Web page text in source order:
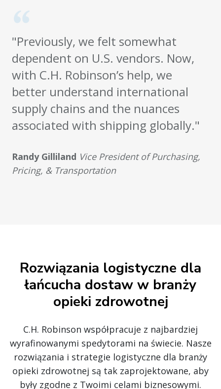
"Previously, we felt somewhat
dependent on U.S. vendors. Now,
with C.H. Robinson’s help, we
better understand international
supply chains and the nuances
associated with shipping globally."
Randy Gilliland Vice President of Purchasing,
Pricing, & Transportation
Rozwiązania logistyczne dla
łańcucha dostaw w branży
opieki zdrowotnej
C.H. Robinson współpracuje z najbardziej
wyrafinowanymi spedytorami na świecie. Nasze
rozwiązania i strategie logistyczne dla branży
opieki zdrowotnej są tak zaprojektowane, aby
były zgodne z Twoimi celami biznesowymi.